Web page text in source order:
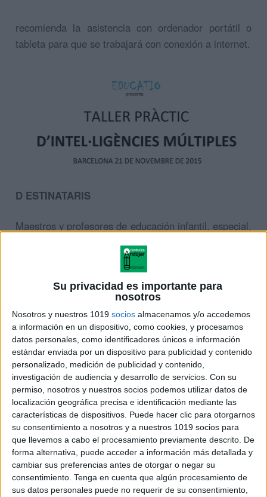
Su privacidad es importante para
nosotros
Nosotros y nuestros 1019 socios almacenamos y/o accedemos
a información en un dispositivo, como cookies, y procesamos
datos personales, como identificadores únicos e información
estándar enviada por un dispositivo para publicidad y contenido
personalizado, medición de publicidad y contenido,
investigación de audiencia y desarrollo de servicios. Con su
permiso, nosotros y nuestros socios podemos utilizar datos de
localización geográfica precisa e identificación mediante las
características de dispositivos. Puede hacer clic para otorgarnos
su consentimiento a nosotros y a nuestros 1019 socios para
que llevemos a cabo el procesamiento previamente descrito. De
forma alternativa, puede acceder a información más detallada y
cambiar sus preferencias antes de otorgar o negar su
consentimiento. Tenga en cuenta que algún procesamiento de
sus datos personales puede no requerir de su consentimiento,
recomienda la asistencia con ordenador portátil o
tableta para que se trabajará con conexión a internet.
D ESTINATARIS
Maestros y profesores de educación infantil, especial,
Personas interesadas en el conocimiento práctico de
nuevas metodologías educativas.
PONENTES
Ginés Ciudad-Real Núñez: Profesor de Ciencias de
ESO. Creador y generador de contenidos de la web
Orientación Andújarwww.orientacionandujar.es
Francisco Carlos Casado Expósito: Profesor de
Ciencias de ESO. Generador de contenidos de la
web Orientación Andújarwww.orientacionandujar.es
OBJETIVOS